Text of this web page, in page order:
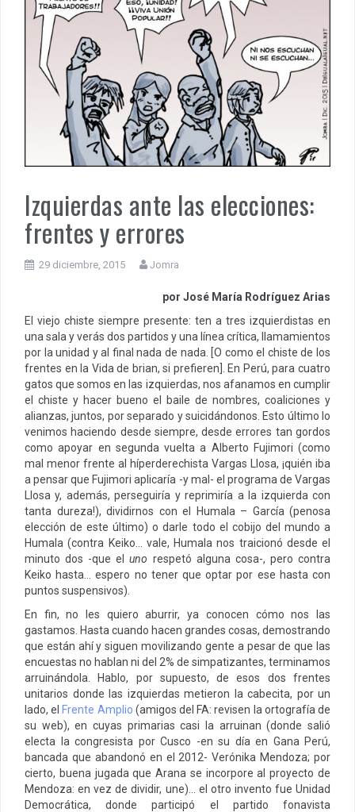
Izquierdas ante las elecciones:
frentes y errores
29 diciembre, 2015 Jomra
por José María Rodríguez Arias
El viejo chiste siempre presente: ten a tres izquierdistas en
una sala y verás dos partidos y una línea crítica, llamamientos
por la unidad y al final nada de nada. [O como el chiste de los
frentes en la Vida de brian, si prefieren]. En Perú, para cuatro
gatos que somos en las izquierdas, nos afanamos en cumplir
el chiste y hacer bueno el baile de nombres, coaliciones y
alianzas, juntos, por separado y suicidándonos. Esto último lo
venimos haciendo desde siempre, desde errores tan gordos
como apoyar en segunda vuelta a Alberto Fujimori (como
mal menor frente al híperderechista Vargas Llosa, ¡quién iba
a pensar que Fujimori aplicaría -y mal- el programa de Vargas
Llosa y, además, perseguiría y reprimiría a la izquierda con
tanta dureza!), dividirnos con el Humala – García (penosa
elección de este último) o darle todo el cobijo del mundo a
Humala (contra Keiko… vale, Humala nos traicionó desde el
minuto dos -que eluno respetó alguna cosa-, pero contra
Keiko hasta… espero no tener que optar por ese hasta con
puntos suspensivos).
En fin, no les quiero aburrir, ya conocen cómo nos las
gastamos. Hasta cuando hacen grandes cosas, demostrando
que están ahí y siguen movilizando gente a pesar de que las
encuestas no hablan ni del 2% de simpatizantes, terminamos
arruinándola. Hablo, por supuesto, de esos dos frentes
unitarios donde las izquierdas metieron la cabecita, por un
lado, el Frente Amplio (amigos del FA: revisen la ortografía de
su web), en cuyas primarias casi la arruinan (donde salió
electa la congresista por Cusco -en su día en Gana Perú,
bancada que abandonó en el 2012- Verónika Mendoza; por
cierto, buena jugada que Arana se incorpore al proyecto de
Mendoza: en vez de dividir, une)… el otro invento fue Unidad
Democrática, donde participó el partido fonavista